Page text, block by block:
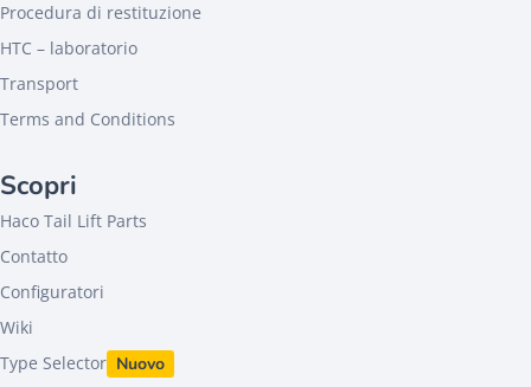
Procedura di restituzione
HTC – laboratorio
Transport
Terms and Conditions
Scopri
Haco Tail Lift Parts
Contatto
Configuratori
Wiki
Type Selector Nuovo